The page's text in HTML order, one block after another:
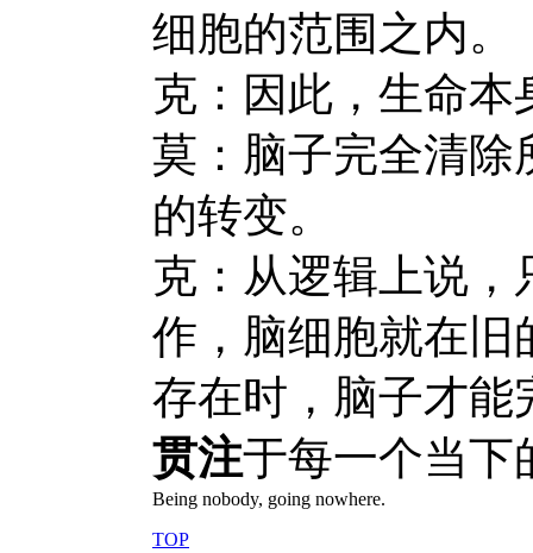
细胞的范围之内。
克：因此，生命
莫：脑子完全清除
的转变。
克：从逻辑上说
作，脑细胞就在旧
存在时，脑子才能
贯注于每一个当下
Being nobody, going nowhere.
TOP